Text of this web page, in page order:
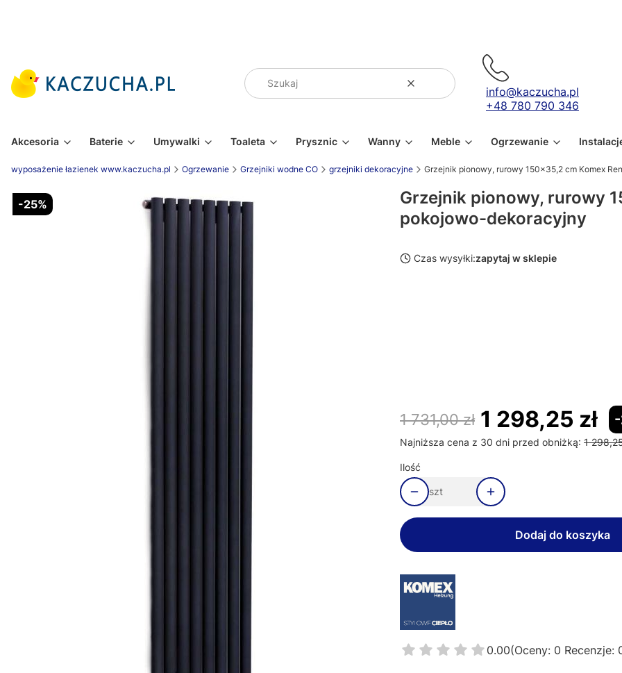
WyczyśćSzukaj
info@kaczucha.pl
+48 780 790 346
Akcesoria Baterie Umywalki Toaleta Prysznic Wanny Meble Ogrzewanie
wyposażenie łazienek www.kaczucha.pl Ogrzewanie Grzejniki wodne CO grzejniki dekoracyjne Grzejnik pionowy, rurowy 150x35,2 cm Komex
-25%
Grzejnik pionowy, rurowy
pokojowo-dekoracyjny
Czas wysyłki:zapytaj w sklepie
1 731,00 zł 1 298,25 zł
Najniższa cena z 30 dni przed obniżką: 1
Ilość
szt
Dodaj do koszyka
0.00(Oceny: 0 Recenzje: